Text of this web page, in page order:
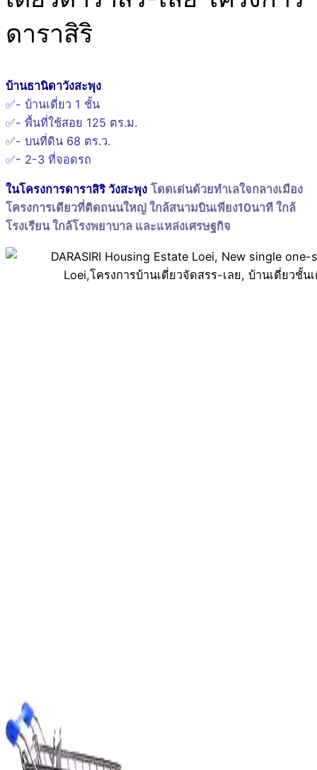
ดาราสิริ
บ้านธานิดาวังสะพุง
✅- บ้านเดี่ยว 1 ชั้น
✅- พื้นที่ใช้สอย 125 ตร.ม.
✅- บนที่ดิน 68 ตร.ว.
✅- 2-3 ที่จอดรถ
ในโครงการดาราสิริ วังสะพุง โดดเด่นด้วยทำเลใจกลางเมือง
โครงการเดียวที่ติดถนนใหญ่ ใกล้สนามบินเพียง10นาที ใกล้
โรงเรียน ใกล้โรงพยาบาล และแหล่งเศรษฐกิจ